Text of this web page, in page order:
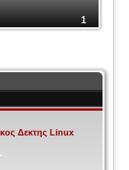
1
Δεκτης Linux